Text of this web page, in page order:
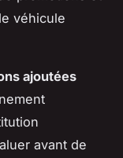
véhicule
ajoutées
avant de